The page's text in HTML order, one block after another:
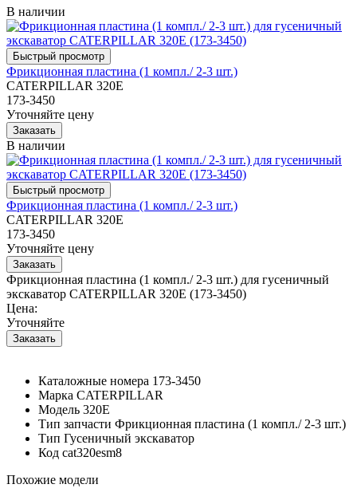
В наличии
Фрикционная пластина (1 компл./ 2-3 шт.)
CATERPILLAR 320E
173-3450
Уточняйте цену
В наличии
Фрикционная пластина (1 компл./ 2-3 шт.)
CATERPILLAR 320E
173-3450
Уточняйте цену
Фрикционная пластина (1 компл./ 2-3 шт.) для гусеничный
экскаватор CATERPILLAR 320E (173-3450)
Цена:
Уточняйте
Каталожные номера 173-3450
Марка CATERPILLAR
Модель 320E
Тип запчасти Фрикционная пластина (1 компл./ 2-3 шт.)
Тип Гусеничный экскаватор
Код cat320esm8
Похожие модели